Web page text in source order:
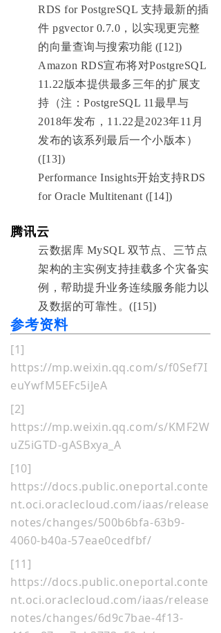
RDS for PostgreSQL 支持最新的插
件 pgvector 0.7.0，以实现更完整
的向量查询与搜索功能 ([12])
Amazon RDS宣布将对PostgreSQL
11.22版本提供最多三年的扩展支
持（注：PostgreSQL 11最早与
2018年发布，11.22是2023年11月
发布的该系列最后一个小版本）
([13])
Performance Insights开始支持RDS
for Oracle Multitenant ([14])
腾讯云
云数据库 MySQL 双节点、三节点
架构的主实例支持挂载多个灾备实
例，帮助提升业务连续服务能力以
及数据的可靠性。([15])
参考资料
[1]
https://mp.weixin.qq.com/s/f0Sef7I
euYwfM5EFc5iJeA
[2]
https://mp.weixin.qq.com/s/KMF2W
uZ5iGTD-gASBxya_A
[10]
https://docs.public.oneportal.conte
nt.oci.oraclecloud.com/iaas/release
notes/changes/500b6bfa-63b9-
4060-b40a-57eae0cedfbf/
[11]
https://docs.public.oneportal.conte
nt.oci.oraclecloud.com/iaas/release
notes/changes/6d9c7bae-4f13-